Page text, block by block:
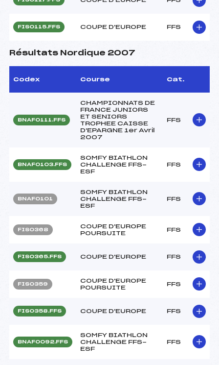
FIS0115.FFS COUPE D'EUROPE FFS
Résultats Nordique 2007
Codex Course Cat.
BNAF0111.FFS
CHAMPIONNATS DE
FRANCE JUNIORS
ET SENIORS
TROPHEE CAISSE
D'EPARGNE 1er Avril
2007
FFS
BNAF0103.FFS
SOMFY BIATHLON
CHALLENGE FFS-
ESF
FFS
BNAF0101
SOMFY BIATHLON
CHALLENGE FFS-
ESF
FFS
FIS0368
COUPE D'EUROPE
POURSUITE
FFS
FIS0365.FFS COUPE D'EUROPE FFS
FIS0359
COUPE D'EUROPE
POURSUITE
FFS
FIS0358.FFS COUPE D'EUROPE FFS
BNAF0092.FFS
SOMFY BIATHLON
CHALLENGE FFS-
ESF
FFS